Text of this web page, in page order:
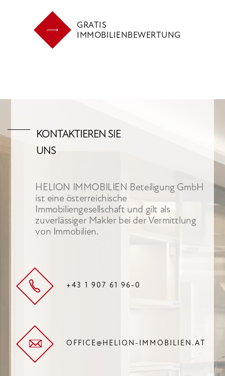
GRATIS
IMMOBILIENBEWERTUNG
KONTAKTIEREN SIE
UNS
HELION IMMOBILIEN Beteiligung GmbH
ist eine österreichische
Immobiliengesellschaft und gilt als
zuverlässiger Makler bei der Vermittlung
von Immobilien.
+43 1 907 61 96-0
OFFICE@HELION-IMMOBILIEN.AT